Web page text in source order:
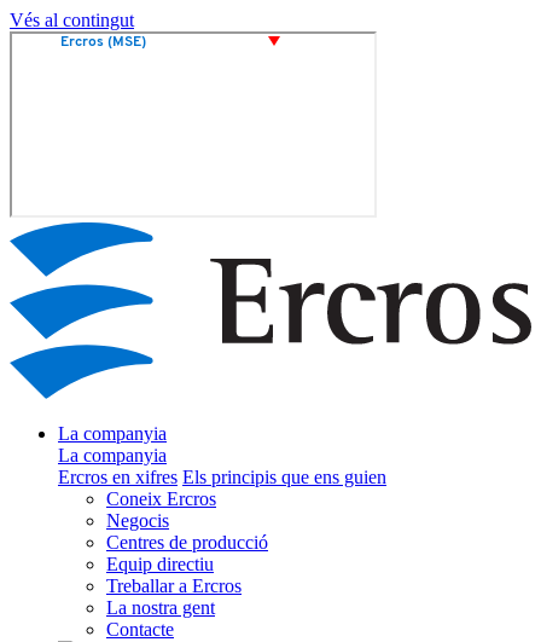
Vés al contingut
La companyia
La companyia
Ercros en xifres Els principis que ens guien
Coneix Ercros
Negocis
Centres de producció
Equip directiu
Treballar a Ercros
La nostra gent
Contacte